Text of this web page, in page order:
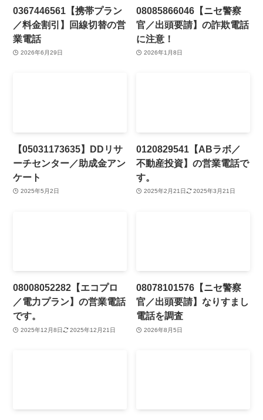
0367446561【携帯プラン
／料金割引】回線切替の営
業電話
2026年6月29日
08085866046【ニセ警察
官／出頭要請】の詐欺電話
に注意！
2026年1月8日
【05031173635】DDリサ
ーチセンター／助成金アン
ケート
2025年5月2日
0120829541【ABラボ／
不動産投資】の営業電話で
す。
2025年2月21日 2025年3月21日
08008052282【エコプロ
／電力プラン】の営業電話
です。
2025年12月8日 2025年12月21日
08078101576【ニセ警察
官／出頭要請】なりすまし
電話を調査
2026年8月5日